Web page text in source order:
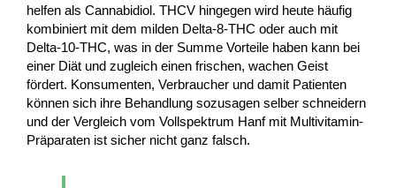
helfen als Cannabidiol. THCV hingegen wird heute häufig
kombiniert mit dem milden Delta-8-THC oder auch mit
Delta-10-THC, was in der Summe Vorteile haben kann bei
einer Diät und zugleich einen frischen, wachen Geist
fördert. Konsumenten, Verbraucher und damit Patienten
können sich ihre Behandlung sozusagen selber schneidern
und der Vergleich vom Vollspektrum Hanf mit Multivitamin-
Präparaten ist sicher nicht ganz falsch.